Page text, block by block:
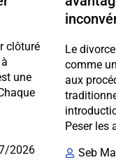
clôturé
une
2026
Le
comme
aux
Peser les
Seb